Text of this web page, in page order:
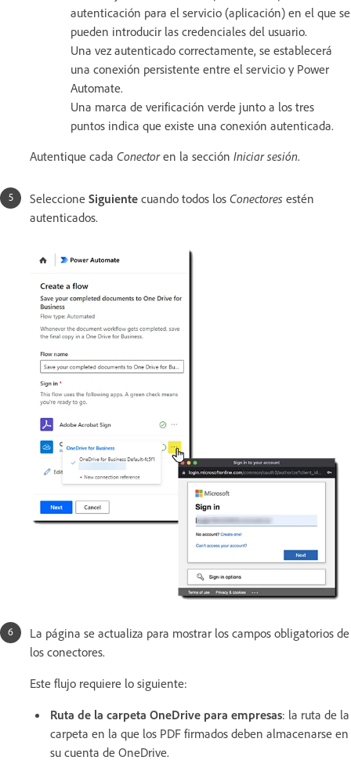
autenticación para el servicio (aplicación) en el que se
pueden introducir las credenciales del usuario.
Una vez autenticado correctamente, se establecerá
una conexión persistente entre el servicio y Power
Automate.
Una marca de verificación verde junto a los tres
puntos indica que existe una conexión autenticada.
Autentique cada Conectoren la sección Iniciar sesión.
Seleccione Siguiente cuando todos los Conectores estén
autenticados.
La página se actualiza para mostrar los campos obligatorios de
los conectores.
Este flujo requiere lo siguiente:
Ruta de la carpeta OneDrive para empresas: la ruta de la
carpeta en la que los PDF firmados deben almacenarse en
su cuenta de OneDrive.